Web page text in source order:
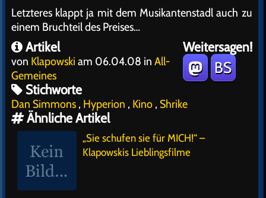
Letzteres klappt ja mit dem Musikantenstadl auch zu
einem Bruchteil des Preises…
Weitersagen!
BS
Artikel
von Klapowski am 06.04.08 in All-
Gemeines
Stichworte
Dan Simmons , Hyperion , Kino , Shrike
Ähnliche Artikel
„Sie schufen sie für MICH!“ –
Klapowskis Lieblingsfilme